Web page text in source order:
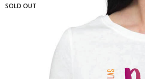
SOLD OUT